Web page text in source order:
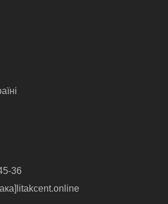
36